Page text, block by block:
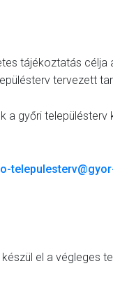
tájékoztatás
tervezett
a győri
el a végleges